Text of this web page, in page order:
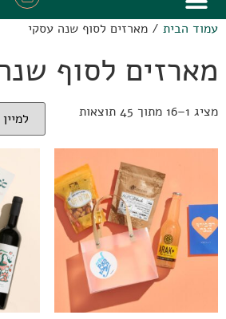
עמוד הבית / מארזים לסוף שנה עסקי
מארזים לסוף
מציג 1–16 מתוך 45 תוצאות